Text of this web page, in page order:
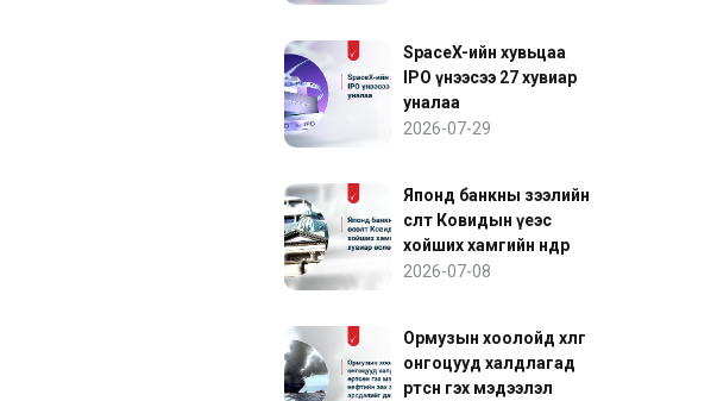
SpaceX-ийн хувьцаа
IPO үнээсээ 27 хувиар
уналаа
2026-07-29
Японд банкны зээлийн
өсөлт Ковидын үеэс
хойших хамгийн өндөр
хувиар өслөө
2026-07-08
Ормузын хоолойд хөлөг
онгоцууд халдлагад
өртсөн гэх мэдээлэл